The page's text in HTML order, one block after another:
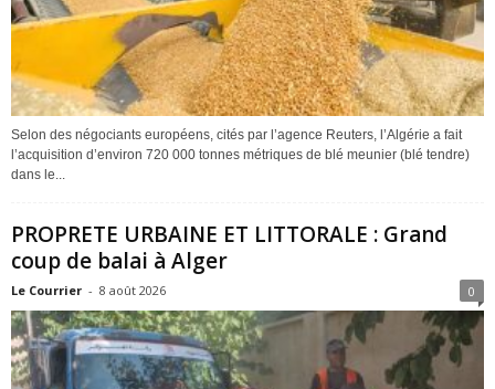
Selon des négociants européens, cités par l’agence Reuters, l’Algérie a fait
l’acquisition d’environ 720 000 tonnes métriques de blé meunier (blé tendre)
dans le...
PROPRETE URBAINE ET LITTORALE : Grand
coup de balai à Alger
Le Courrier - 8 août 2026 0